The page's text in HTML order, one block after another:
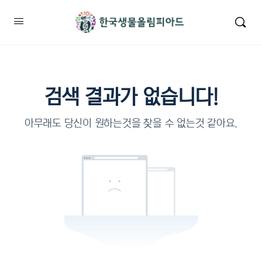
검색 결과가 없습니다!
아무래도 당신이 원하는것을 찾을 수 없는것 같아요.